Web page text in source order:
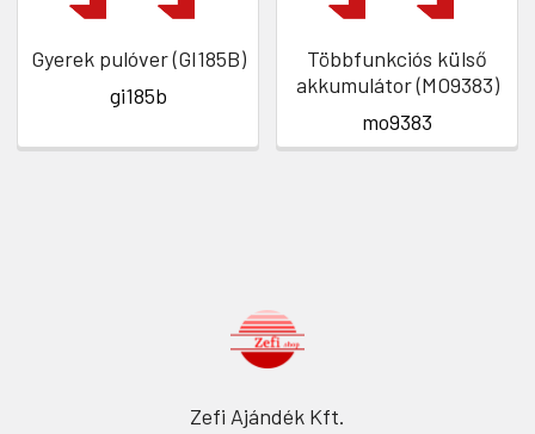
Gyerek pulóver (GI185B)
gi185b
Többfunkciós külső
akkumulátor (MO9383)
mo9383
Zefi Ajándék Kft.